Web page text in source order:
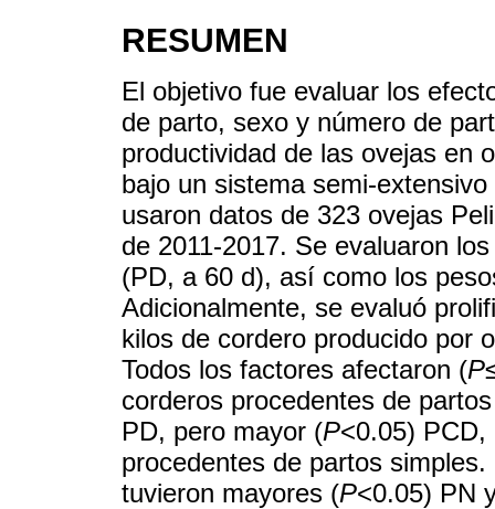
RESUMEN
El objetivo fue evaluar los
de parto, sexo y número de
productividad de las ovejas en
bajo un sistema semi-
usaron datos de 323 ovejas
de 2011-2017. Se evaluaron
(PD, a 60 d), así como los
Adicionalmente, se evaluó
kilos de cordero producido por
Todos los factores afectaron (P
corderos procedentes de
PD, pero mayor (P<0.05) PCD,
procedentes de partos
tuvieron mayores (P<0.05) PN